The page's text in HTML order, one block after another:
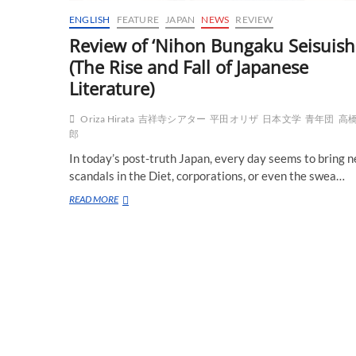
ENGLISH FEATURE JAPAN NEWS REVIEW
Review of ‘Nihon Bungaku
(The Rise and Fall of Japanese
Literature)
Oriza Hirata 吉祥寺シアター 平田オリザ 日本文学 青年団 高
郎
In today’s post-truth Japan, every day seems to bring
scandals in the Diet, corporations, or even the swea…
READ MOREReview